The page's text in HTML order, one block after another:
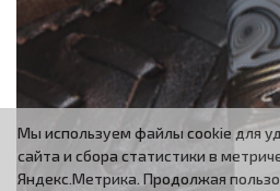
Мы используем файлы cookie для
сайта и сбора статистики в
Яндекс.Метрика. Продолжая